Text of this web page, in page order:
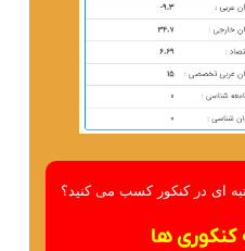
ای در کنکور کسب می کنید؟
کنکوری ها